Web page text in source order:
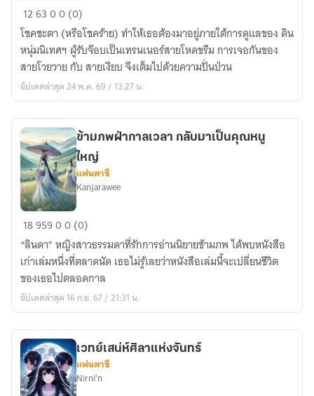
Project
Fat
Off
ภารกิจ
ลบ
คำ
ประมาท
126300 (0)
โชคชะตา (หรือโชคร้าย) ทำให้เธอต้องมาอยู่ภายใต้การดูแลของ ดิน
หนุ่มนิเทศฯ ผู้รับจ๊อบเป็นเทรนเนอร์สายโหดขรึม การเจอกันของ
สายโวยวาย กับ สายเงียบ จึงเต็มไปด้วยความปั่นป่วน
อัปเดตล่าสุด 24 พ.ค. 69 / 13:27 น.
ข้าม
ภพ
ฝ่า
กาล
เวลา
กลับ
เป็น
คุณ
หนู
ใหญ่
ข้ามภพฝ่ากาลเวลา กลับมาเป็นคุณหนู
ใหญ่
แฟนตาซี
Kanjarawee
1895900 (0)
“ลินดา” หญิงสาวธรรมดาที่รักการอ่านนิยายข้ามภพ ได้พบหนังสือ
เก่าเล่มหนึ่งที่ตลาดนัด เธอไม่รู้เลยว่าหนังสือเล่มนี้จะเปลี่ยนชีวิต
ของเธอไปตลอดกาล
อัปเดตล่าสุด 16 ก.ย. 67 / 21:31 น.
เวทย์เสน่ห์ศิลาแห่งจันทร์
แฟนตาซี
Nirni’n